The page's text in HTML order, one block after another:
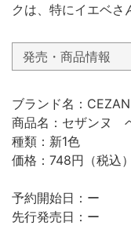
クは、特にイエベさ
発売・商品情報
ブランド名：
商品名：セザンヌ
種類：新1色
価格：748円（税込
予約開始日：ー
先行発売日：ー